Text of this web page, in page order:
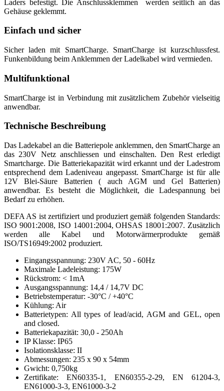
Laders befestigt. Die Anschlussklemmen werden seitlich an das
Gehäuse geklemmt.
Einfach und sicher
Sicher laden mit SmartCharge. SmartCharge ist kurzschlussfest.
Funkenbildung beim Anklemmen der Ladelkabel wird vermieden.
Multifunktional
SmartCharge ist in Verbindung mit zusätzlichem Zubehör vielseitig
anwendbar.
Technische Beschreibung
Das Ladekabel an die Batteriepole anklemmen, den SmartCharge an
das 230V Netz anschliessen und einschalten. Den Rest erledigt
Smartcharge. Die Batteriekapazität wird erkannt und der Ladestrom
entsprechend dem Ladeniveau angepasst. SmartCharge ist für alle
12V Blei-Säure Batterien ( auch AGM und Gel Batterien)
anwendbar. Es besteht die Möglichkeit, die Ladespannung bei
Bedarf zu erhöhen.
DEFA AS ist zertifiziert und produziert gemäß folgenden Standards:
ISO 9001:2008, ISO 14001:2004, OHSAS 18001:2007. Zusätzlich
werden alle Kabel und Motorwärmerprodukte gemäß
ISO/TS16949:2002 produziert.
Eingangsspannung: 230V AC, 50 - 60Hz
Maximale Ladeleistung: 175W
Rückstrom: < 1mA
Ausgangsspannung: 14,4 / 14,7V DC
Betriebstemperatur: -30°C / +40°C
Kühlung: Air
Batterietypen: All types of lead/acid, AGM and GEL, open
and closed.
Batteriekapazität: 30,0 - 250Ah
IP Klasse: IP65
Isolationsklasse: II
Abmessungen: 235 x 90 x 54mm
Gwicht: 0,750kg
Zertifikate: EN60335-1, EN60355-2-29, EN 61204-3,
EN61000-3-3, EN61000-3-2